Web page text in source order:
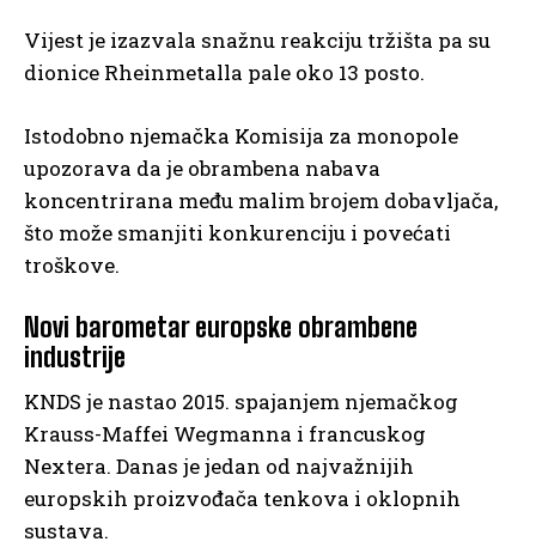
Vijest je izazvala snažnu reakciju tržišta pa su
dionice Rheinmetalla pale oko 13 posto.
Istodobno njemačka Komisija za monopole
upozorava da je obrambena nabava
koncentrirana među malim brojem dobavljača,
što može smanjiti konkurenciju i povećati
troškove.
Novi barometar europske obrambene
industrije
KNDS je nastao 2015. spajanjem njemačkog
Krauss-Maffei Wegmanna i francuskog
Nextera. Danas je jedan od najvažnijih
europskih proizvođača tenkova i oklopnih
sustava.